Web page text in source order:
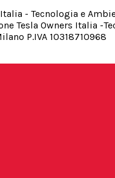
- Tecnologia e
Tesla Owners Italia -
P.IVA 10318710968